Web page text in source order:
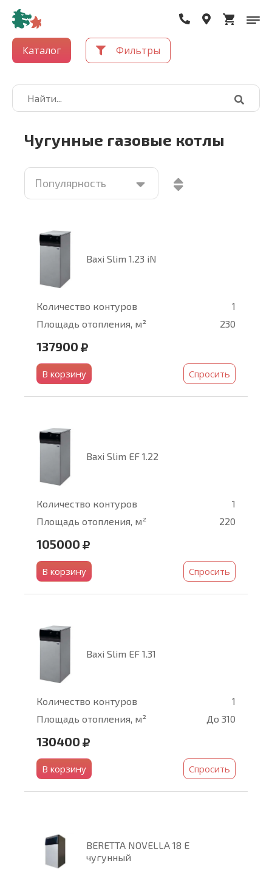
Каталог Фильтры
Чугунные газовые котлы
Baxi Slim 1.23 iN
Количество контуров
1
Площадь отопления, м²
230
137900
В корзину Спросить
Baxi Slim EF 1.22
Количество контуров
1
Площадь отопления, м²
220
105000
В корзину Спросить
Baxi Slim EF 1.31
Количество контуров
1
Площадь отопления, м²
До 310
130400
В корзину Спросить
BERETTA NOVELLA 18 E
чугунный